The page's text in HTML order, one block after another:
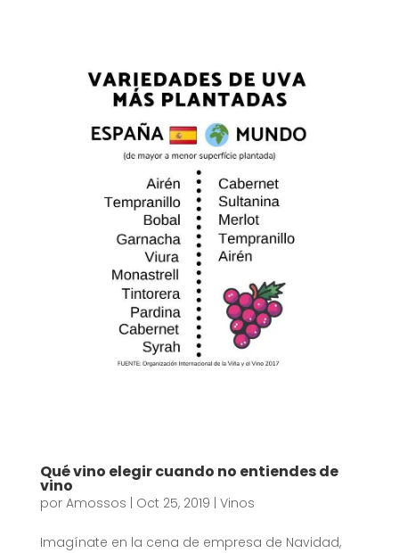
Qué vino elegir cuando no entiendes de
vino
por Amossos Oct 25, 2019 Vinos
Imagínate en la cena de empresa de Navidad,